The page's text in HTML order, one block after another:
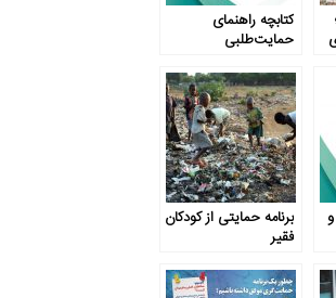
کتابچه راهنمای
حمایت‌طلبی
برنامه حمایتی از کودکان
فقیر